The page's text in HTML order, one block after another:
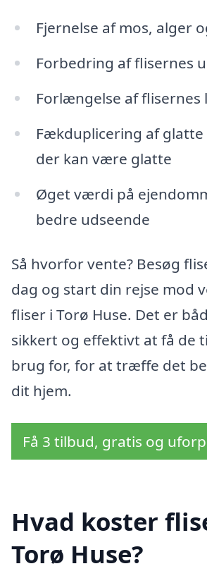
Fjernelse af mos, alger
Forbedring af flisernes
Forlængelse af flisernes
Fækduplicering af glatte
der kan være glatte
Øget værdi på
bedre udseende
Så hvorfor vente? Besøg
dag og start din rejse mod
fliser i Torø Huse. Det er
sikkert og effektivt at få de
brug for, for at træffe det
dit hjem.
Få 3 tilbud, gratis og
Hvad koster
Torø Huse?